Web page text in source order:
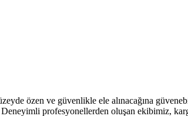
özen ve güvenlikle ele alınacağına
profesyonellerden oluşan ekibimiz,